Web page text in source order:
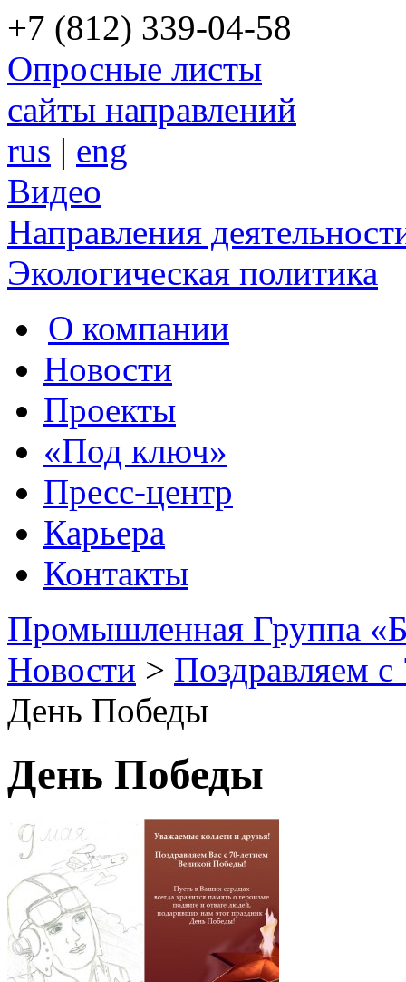
+7 (812) 339-04-58
Опросные листы
сайты направлений
rus | eng
Видео
Направления
Экологическая политика
О компании
Новости
Проекты
«Под ключ»
Пресс-центр
Карьера
Контакты
Промышленная Группа
Новости > Поздравляем
День Победы
День Победы